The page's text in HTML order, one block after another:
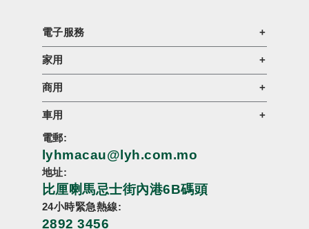
電子服務
家用
商用
車用
電郵:
lyhmacau@lyh.com.mo
地址:
比厘喇馬忌士街內港6B碼頭
24小時緊急熱線:
2892 3456